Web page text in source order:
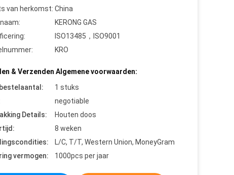
van herkomst: China
KERONG GAS
ISO13485，ISO9001
KRO
& Verzenden Algemene voorwaarden:
1 stuks
negotiable
Details:
Houten doos
8 weken
L/C, T/T, Western Union, MoneyGram
vermogen:
1000pcs per jaar